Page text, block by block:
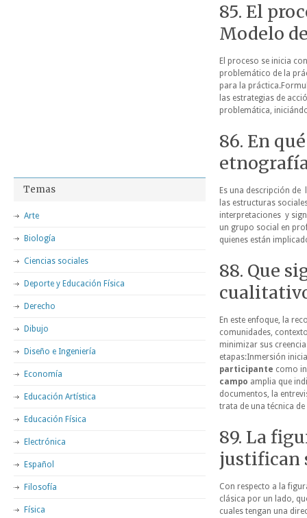
85. El
Modelo
El proceso se inicia
problemático de la
para la
las estrategias de
problemática,
86. En
Es una descripción de
las estructuras
interpretaciones y
un grupo social en
quienes están
88. Que
En este enfoque, la
comunidades,
minimizar sus
etapas:Inmersión
participante como
campo amplia que
documentos, la
trata de una técnica
89. La
justifican
Con respecto a la
clásica por un lado,
cuales tengan una
Temas
Arte
Biología
Ciencias sociales
Deporte y Educación Física
Derecho
Dibujo
Diseño e Ingeniería
Economía
Educación Artística
Educación Física
Electrónica
Español
Filosofía
Física